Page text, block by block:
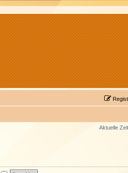
Aktuelle